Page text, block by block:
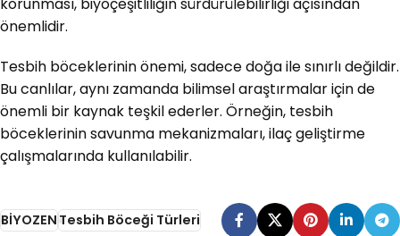
önemlidir.
Tesbih böceklerinin önemi, sadece doğa ile sınırlı değildir.
Bu canlılar, aynı zamanda bilimsel araştırmalar için de
önemli bir kaynak teşkil ederler. Örneğin, tesbih
böceklerinin savunma mekanizmaları, ilaç geliştirme
çalışmalarında kullanılabilir.
BİYOZENTesbih Böceği Türleri